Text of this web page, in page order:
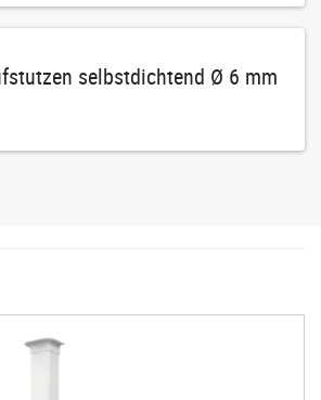
selbstdichtend Ø 6 mm